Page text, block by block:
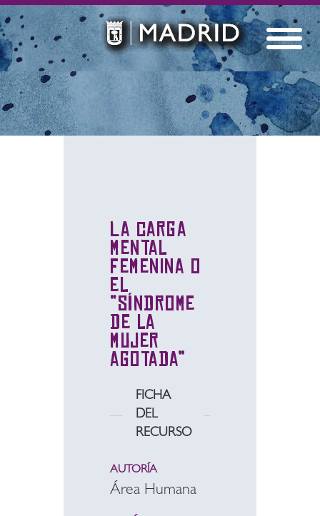
La carga
mental
femenina o
el
“síndrome
de la
mujer
agotada”
FICHA
DEL
RECURSO
AUTORÍA
Área Humana